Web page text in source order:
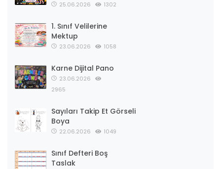
25.06.2026 1302
1. Sınıf Velilerine
Mektup
23.06.2026 1058
Karne Dijital Pano
23.06.2026
2965
Sayıları Takip Et Görseli
Boya
22.06.2026 1049
Sınıf Defteri Boş
Taslak